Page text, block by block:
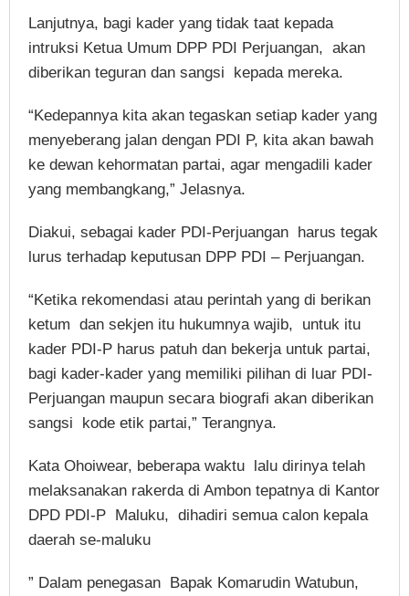
Lanjutnya, bagi kader yang tidak taat kepada
intruksi Ketua Umum DPP PDI Perjuangan, akan
diberikan teguran dan sangsi kepada mereka.
“Kedepannya kita akan tegaskan setiap kader yang
menyeberang jalan dengan PDI P, kita akan bawah
ke dewan kehormatan partai, agar mengadili kader
yang membangkang,” Jelasnya.
Diakui, sebagai kader PDI-Perjuangan harus tegak
lurus terhadap keputusan DPP PDI – Perjuangan.
“Ketika rekomendasi atau perintah yang di berikan
ketum dan sekjen itu hukumnya wajib, untuk itu
kader PDI-P harus patuh dan bekerja untuk partai,
bagi kader-kader yang memiliki pilihan di luar PDI-
Perjuangan maupun secara biografi akan diberikan
sangsi kode etik partai,” Terangnya.
Kata Ohoiwear, beberapa waktu lalu dirinya telah
melaksanakan rakerda di Ambon tepatnya di Kantor
DPD PDI-P Maluku, dihadiri semua calon kepala
daerah se-maluku
” Dalam penegasan Bapak Komarudin Watubun,